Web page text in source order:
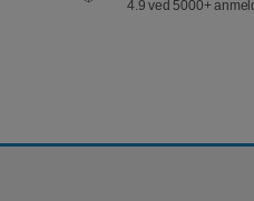
4.9 ved 5000+